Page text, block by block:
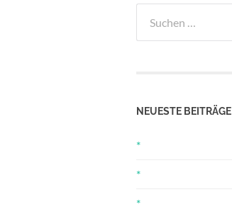
nach:
NEUESTE BEITRÄGE
*
*
*